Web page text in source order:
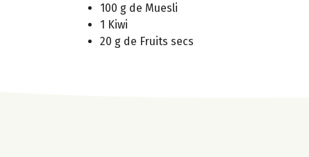
100 g de Muesli
1 Kiwi
20 g de Fruits secs